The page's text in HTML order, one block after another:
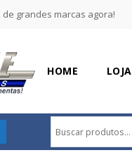
grandes marcas agora!
HOME LOJA